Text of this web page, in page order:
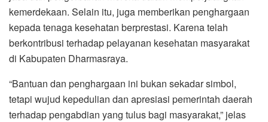
kemerdekaan. Selain itu, juga memberikan penghargaan
kepada tenaga kesehatan berprestasi. Karena telah
berkontribusi terhadap pelayanan kesehatan masyarakat
di Kabupaten Dharmasraya.
“Bantuan dan penghargaan ini bukan sekadar simbol,
tetapi wujud kepedulian dan apresiasi pemerintah daerah
terhadap pengabdian yang tulus bagi masyarakat,” jelas